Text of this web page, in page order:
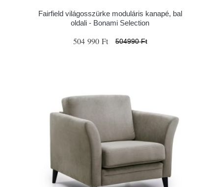
Fairfield világosszürke moduláris kanapé, bal
oldali - Bonami Selection
504 990 Ft 504990 Ft